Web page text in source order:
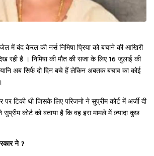
में बंद केरल की नर्स निमिषा प्रिया को बचाने की आखिरी
रही है । निमिषा की मौत की सजा के लिए 16 जुलाई की
अब सिर्फ दो दिन बचे हैं लेकिन अबतक बचाव का कोई
टिकी थी जिसके लिए परिजनो ने सुप्रीम कोर्ट में अर्जी दी
कोर्ट को बताया है कि वह इस मामले में ज़्यादा कुछ
ने ?